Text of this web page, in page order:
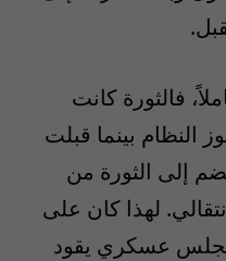
فالثورة كانت
النظام بينما قبلت
إلى الثورة من
لهذا كان على
مجلس عسكري يقود